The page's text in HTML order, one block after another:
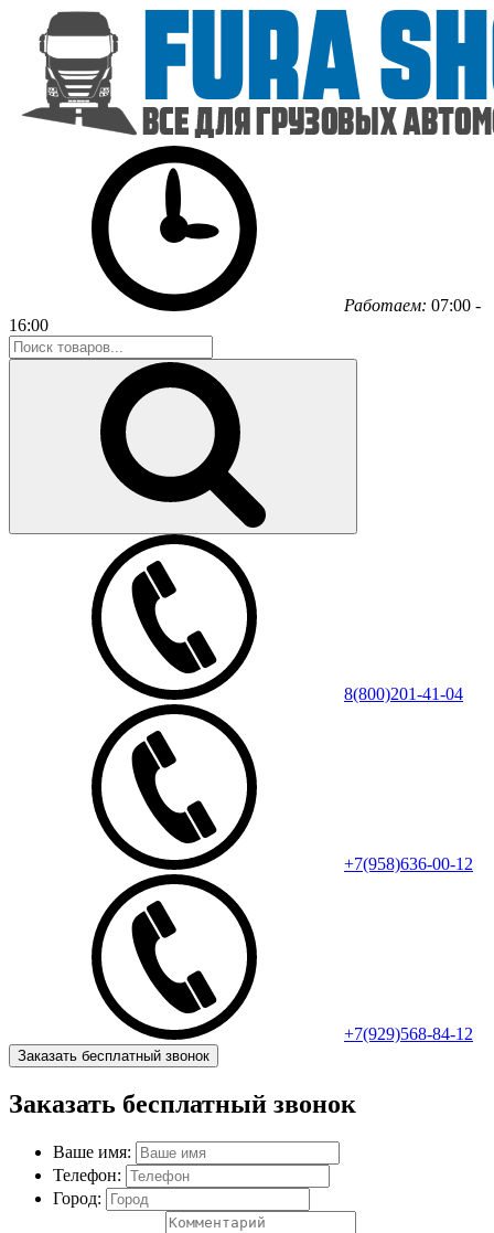
Работаем: 07:00 -
16:00
8(800)201-41-04
+7(958)636-00-12
+7(929)568-84-12
Заказать бесплатный звонок
Заказать бесплатный звонок
Ваше имя:
Телефон:
Город: